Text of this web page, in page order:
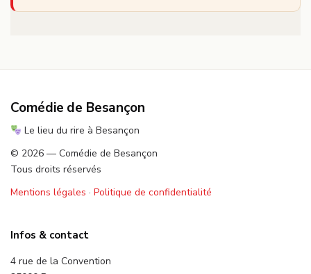
Comédie de Besançon
Le lieu du rire à Besançon
© 2026 — Comédie de Besançon
Tous droits réservés
Mentions légales · Politique de confidentialité
Infos & contact
4 rue de la Convention